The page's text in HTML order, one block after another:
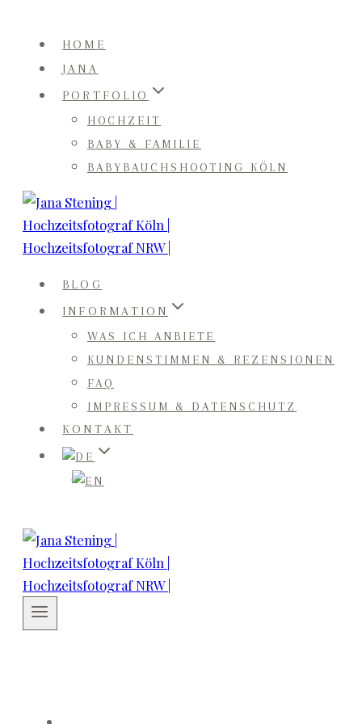
Inhalt
springen
HOME
JANA
PORTFOLIO
HOCHZEIT
BABY & FAMILIE
BABYBAUCHSHOOTING KÖLN
BLOG
INFORMATION
WAS ICH ANBIETE
KUNDENSTIMMEN & REZENSIONEN
FAQ
IMPRESSUM & DATENSCHUTZ
KONTAKT